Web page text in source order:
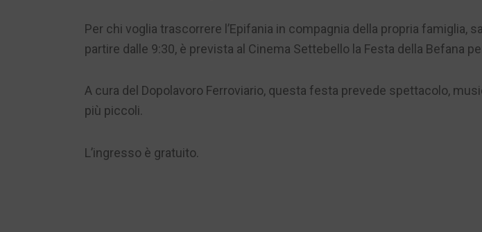
Per chi voglia trascorrere l’Epifania in compagnia della propria famiglia,
partire dalle 9:30, è prevista al Cinema Settebello la Festa della Befana
A cura del Dopolavoro Ferroviario, questa festa prevede spettacolo,
più piccoli.
L’ingresso è gratuito.